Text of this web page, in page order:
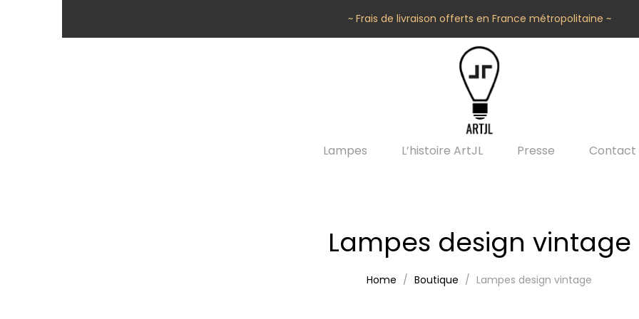
~ Frais de livraison offerts en France métropolitaine ~
Lampes L’histoire ArtJL Presse Contact
Lampes design vintage
Home Boutique Lampes design vintage